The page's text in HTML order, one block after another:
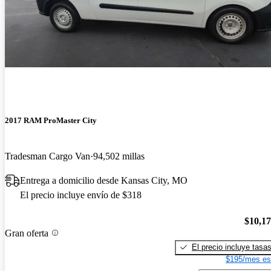
2017 RAM ProMaster City
Tradesman Cargo Van 94,502 millas
Entrega a domicilio desde Kansas City, MO
El precio incluye envío de $318
Gran oferta
El precio incluye tasas
$195/mes